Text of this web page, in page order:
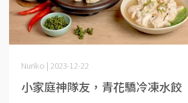
Nuriko | 2023-12-22
小家庭神隊友，青花驕冷凍水餃